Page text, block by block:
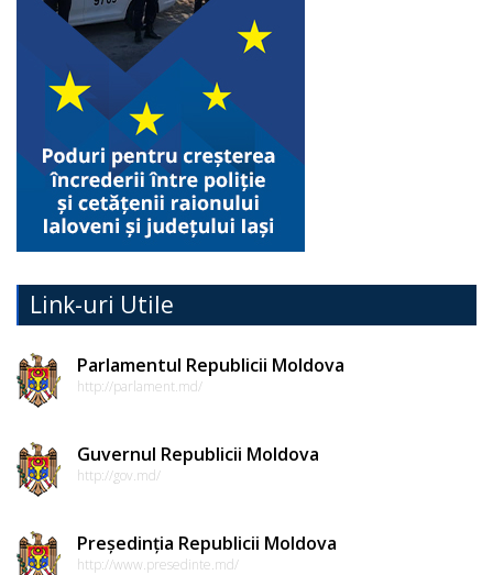
Link-uri Utile
Parlamentul Republicii Moldova
http://parlament.md/
Guvernul Republicii Moldova
http://gov.md/
Președinția Republicii Moldova
http://www.presedinte.md/